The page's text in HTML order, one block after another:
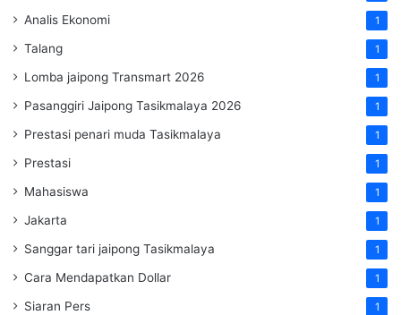
Analis Ekonomi 1
Talang 1
Lomba jaipong Transmart 2026 1
Pasanggiri Jaipong Tasikmalaya 2026 1
Prestasi penari muda Tasikmalaya 1
Prestasi 1
Mahasiswa 1
Jakarta 1
Sanggar tari jaipong Tasikmalaya 1
Cara Mendapatkan Dollar 1
Siaran Pers 1